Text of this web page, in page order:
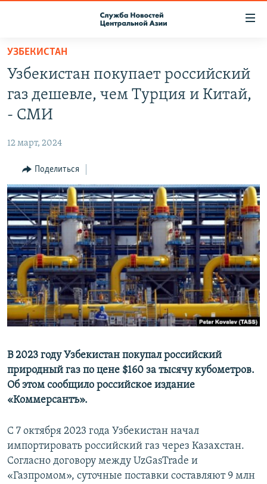
Вернуться
основному
содержанию
Вернутся
главной
навигации
Вернутся
поиску
О ПРОЕКТЕ
КОНТАКТЫ
НАСТОЯЩЕЕ ВРЕМЯ
МИГРАНТ МЕДИА
УЗБЕКИСТАН
Узбекистан покупает российский
газ дешевле, чем Турция и Китай,
- СМИ
12 март, 2024
Поделиться
В 2023 году Узбекистан покупал российский
природный газ по цене $160 за тысячу кубометров.
Об этом сообщило российское издание
«Коммерсантъ».
С 7 октября 2023 года Узбекистан начал
импортировать российский газ через Казахстан.
Согласно договору между UzGasTrade и
«Газпромом», суточные поставки составляют 9 млн